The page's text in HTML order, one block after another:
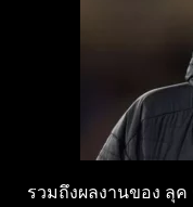
รวมถึงผลงานของ ลุ